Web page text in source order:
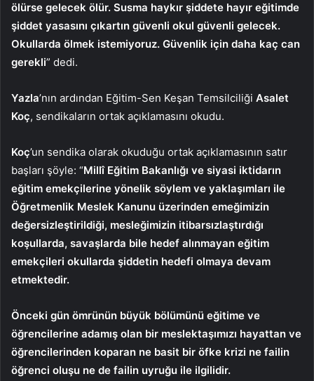
ölürse gelecek ölür. Susma haykır şiddete hayır eğitimde
şiddet yasasını çıkartın güvenli okul güvenli gelecek.
Okullarda ölmek istemiyoruz. Güvenlik için daha kaç can
gerekli” dedi.
Yazla’nın ardından Eğitim-Sen Keşan Temsilciliği Asalet
Koç, sendikaların ortak açıklamasını okudu.
Koç’un sendika olarak okuduğu ortak açıklamasının satır
başları şöyle: “Millî Eğitim Bakanlığı ve siyasi iktidarın
eğitim emekçilerine yönelik söylem ve yaklaşımları ile
Öğretmenlik Meslek Kanunu üzerinden emeğimizin
değersizleştirildiği, mesleğimizin itibarsızlaştırdığı
koşullarda, savaşlarda bile hedef alınmayan eğitim
emekçileri okullarda şiddetin hedefi olmaya devam
etmektedir.
Önceki gün ömrünün büyük bölümünü eğitime ve
öğrencilerine adamış olan bir meslektaşımızı hayattan ve
öğrencilerinden koparan ne basit bir öfke krizi ne failin
öğrenci oluşu ne de failin uyruğu ile ilgilidir.